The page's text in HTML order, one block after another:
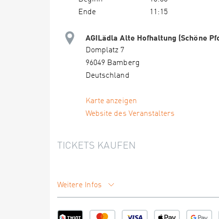
Ende
11:15
AGILädla Alte Hofhaltung (Schöne
Domplatz 7
96049 Bamberg
Deutschland
Karte anzeigen
Website des Veranstalters
TICKETS KAUFEN
Weitere Infos